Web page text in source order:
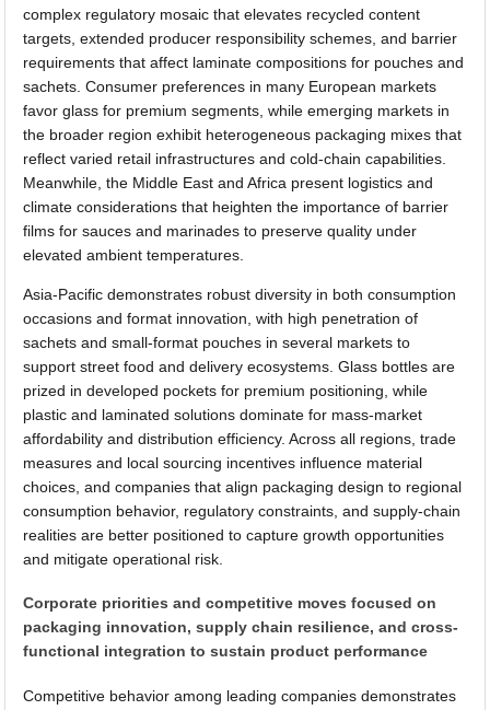
complex regulatory mosaic that elevates recycled content
targets, extended producer responsibility schemes, and barrier
requirements that affect laminate compositions for pouches and
sachets. Consumer preferences in many European markets
favor glass for premium segments, while emerging markets in
the broader region exhibit heterogeneous packaging mixes that
reflect varied retail infrastructures and cold-chain capabilities.
Meanwhile, the Middle East and Africa present logistics and
climate considerations that heighten the importance of barrier
films for sauces and marinades to preserve quality under
elevated ambient temperatures.
Asia-Pacific demonstrates robust diversity in both consumption
occasions and format innovation, with high penetration of
sachets and small-format pouches in several markets to
support street food and delivery ecosystems. Glass bottles are
prized in developed pockets for premium positioning, while
plastic and laminated solutions dominate for mass-market
affordability and distribution efficiency. Across all regions, trade
measures and local sourcing incentives influence material
choices, and companies that align packaging design to regional
consumption behavior, regulatory constraints, and supply-chain
realities are better positioned to capture growth opportunities
and mitigate operational risk.
Corporate priorities and competitive moves focused on
packaging innovation, supply chain resilience, and cross-
functional integration to sustain product performance
Competitive behavior among leading companies demonstrates